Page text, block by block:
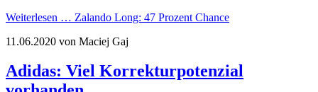
Weiterlesen … Zalando Long: 47 Prozent Chance
11.06.2020 von Maciej Gaj
Adidas: Viel Korrekturpotenzial